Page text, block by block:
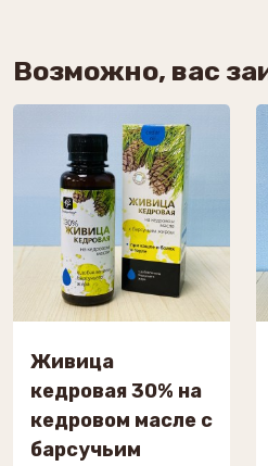
Возможно, вас
Живица
кедровая 30% на
кедровом масле с
барсучьим